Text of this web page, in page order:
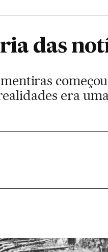
das
era